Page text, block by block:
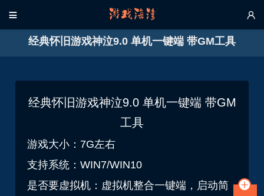
 
经典怀旧游戏神泣9.0 单机一键端 带GM工具
经典怀旧游戏神泣9.0 单机一键端 带GM
工具
游戏大小：7G左右
支持系统：WIN7/WIN10
是否要虚拟机：虚拟机整合一键端，启动简